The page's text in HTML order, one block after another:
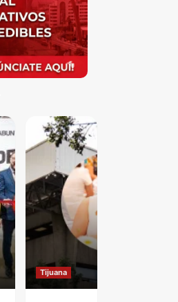
Tijuana